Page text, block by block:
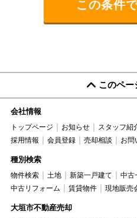
このペー
会社情報
トップページ お知らせ スタッフ紹
採用情報
会員登録 売却相談 お問
種別検索
物件検索 土地 新築一戸建て 中古
中古リフォーム
賃貸物件 現地販売
大垣市不動産売却